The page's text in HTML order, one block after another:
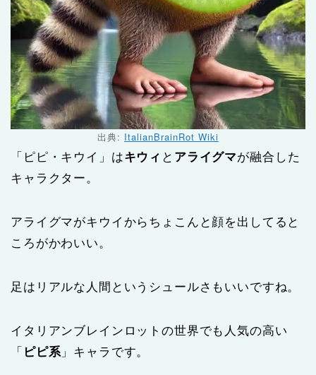
出典: ItalianBrainRot Wiki
「ピピ・キウイ」はキウィ と アライグマが融合した
キャラクター。
アライグマがキウイからちょこんと顔を出してると
ころがかわいい。
足はリアルな人間というシュールさもいいですね。
イタリアンブレインロットの世界でも人気の高い
「 ピピ系 」キャラです。